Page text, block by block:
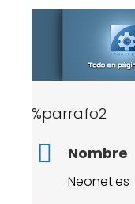
%parrafo2
Nombre
Neonet.es